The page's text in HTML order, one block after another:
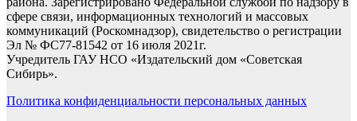
сфере связи, информационных технологий и массовых
коммуникаций (Роскомнадзор), свидетельство о регистрации
Эл № ФС77-81542 от 16 июля 2021г.
Учредитель ГАУ НСО «Издательский дом «Советская
Сибирь».
Политика конфиденциальности персональных данных